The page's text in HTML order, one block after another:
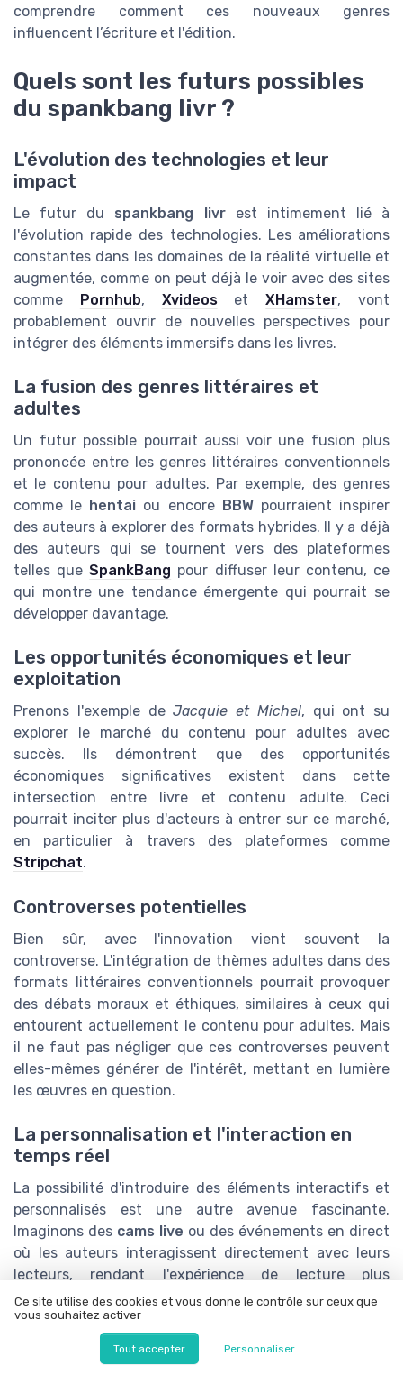
comprendre comment ces nouveaux genres
influencent l’écriture et l'édition.
Quels sont les futurs possibles
du spankbang livr ?
L'évolution des technologies et leur
impact
Le futur du spankbang livrest intimement lié à
l'évolution rapide des technologies. Les améliorations
constantes dans les domaines de la réalité virtuelle et
augmentée, comme on peut déjà le voir avec des sites
comme Pornhub, XvideosetXHamster, vont
probablement ouvrir de nouvelles perspectives pour
intégrer des éléments immersifs dans les livres.
La fusion des genres littéraires et
adultes
Un futur possible pourrait aussi voir une fusion plus
prononcée entre les genres littéraires conventionnels
et le contenu pour adultes. Par exemple, des genres
comme le hentai ou encore BBWpourraient inspirer
des auteurs à explorer des formats hybrides. Il y a déjà
des auteurs qui se tournent vers des plateformes
telles queSpankBang pour diffuser leur contenu, ce
qui montre une tendance émergente qui pourrait se
développer davantage.
Les opportunités économiques et leur
exploitation
Prenons l'exemple deJacquie et Michel, qui ont su
explorer le marché du contenu pour adultes avec
succès. Ils démontrent que des opportunités
économiques significatives existent dans cette
intersection entre livre et contenu adulte. Ceci
pourrait inciter plus d'acteurs à entrer sur ce marché,
en particulier à travers des plateformes comme
Stripchat.
Controverses potentielles
Bien sûr, avec l'innovation vient souvent la
controverse. L'intégration de thèmes adultes dans des
formats littéraires conventionnels pourrait provoquer
des débats moraux et éthiques, similaires à ceux qui
entourent actuellement le contenu pour adultes. Mais
il ne faut pas négliger que ces controverses peuvent
elles-mêmes générer de l'intérêt, mettant en lumière
les œuvres en question.
La personnalisation et l'interaction en
temps réel
La possibilité d'introduire des éléments interactifs et
personnalisés est une autre avenue fascinante.
Imaginons des cams live ou des événements en direct
où les auteurs interagissent directement avec leurs
lecteurs, rendant l'expérience de lecture plus
engageante et personnalisée. Cette interaction
pourrait même s'étendre à des genres spécifiques
bukkakeou l'ejaculation faciale
contextes fictifs, en utilisant des plateformes comme
Ce site utilise des cookies et vous donne le contrôle sur ceux que
vous souhaitez activer
Tout accepter Personnaliser